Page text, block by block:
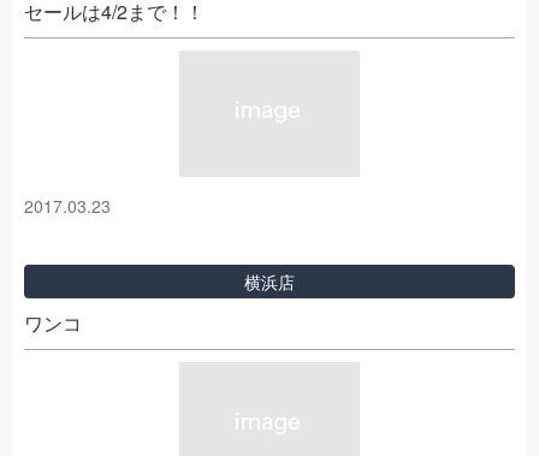
セールは4/2まで！！
2017.03.23
横浜店
ワンコ